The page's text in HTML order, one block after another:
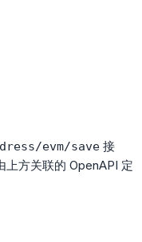
evm/save 接
上方关联的 OpenAPI 定